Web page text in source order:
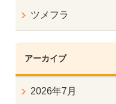
ツメフラ
アーカイブ
2026年7月